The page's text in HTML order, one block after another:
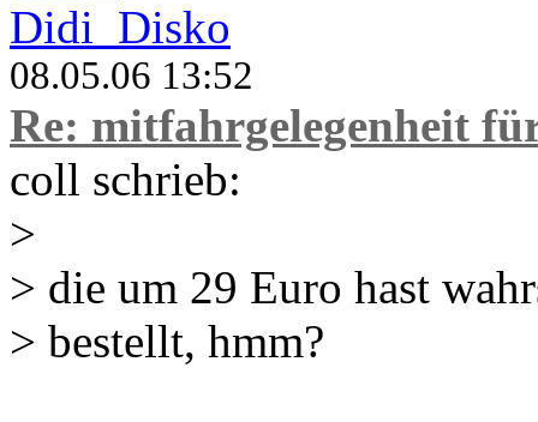
Didi_Disko
08.05.06 13:52
Re: mitfahrgelegenheit
coll schrieb:
>
> die um 29 Euro hast
> bestellt, hmm?